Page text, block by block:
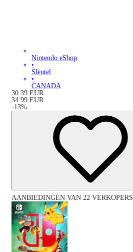
Nintendo eShop
•
Sleutel
•
CANADA
30.39 EUR
34.99 EUR
-13%
AANBIEDINGEN VAN 22 VERKOPERS